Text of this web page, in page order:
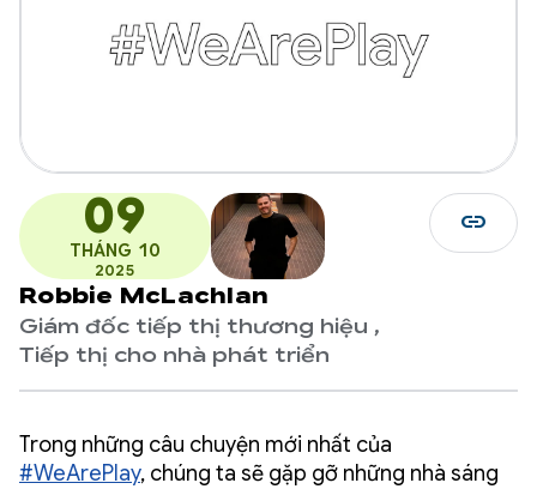
09
THÁNG 10
2025
Robbie McLachlan
Giám đốc tiếp thị thương hiệu ,
Tiếp thị cho nhà phát triển
link
Trong những câu chuyện mới nhất của
#WeArePlay, chúng ta sẽ gặp gỡ những nhà sáng